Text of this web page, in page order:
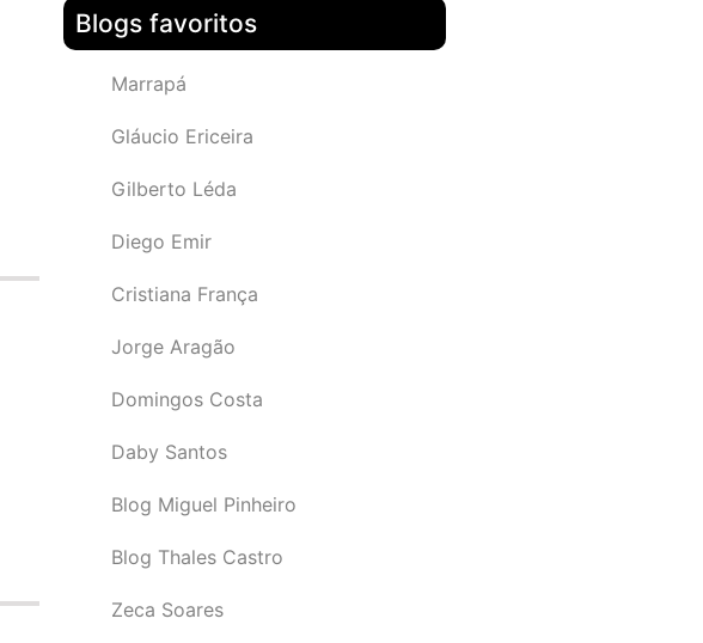
Blogs favoritos
Marrapá
Gláucio Ericeira
Gilberto Léda
Diego Emir
Cristiana França
Jorge Aragão
Domingos Costa
Daby Santos
Blog Miguel Pinheiro
Blog Thales Castro
Zeca Soares